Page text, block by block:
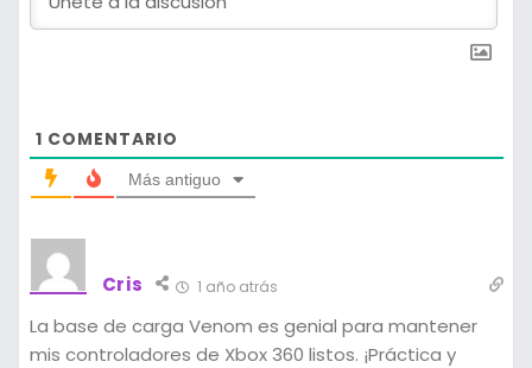
1 COMENTARIO
Más antiguo
Cris 1 año atrás
La base de carga Venom es genial para mantener
mis controladores de Xbox 360 listos. ¡Práctica y